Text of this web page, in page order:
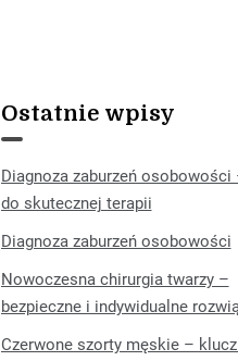
Ostatnie wpisy
Diagnoza zaburzeń osobowości
do skutecznej terapii
Diagnoza zaburzeń osobowości
Nowoczesna chirurgia twarzy –
bezpieczne i indywidualne
Czerwone szorty męskie –